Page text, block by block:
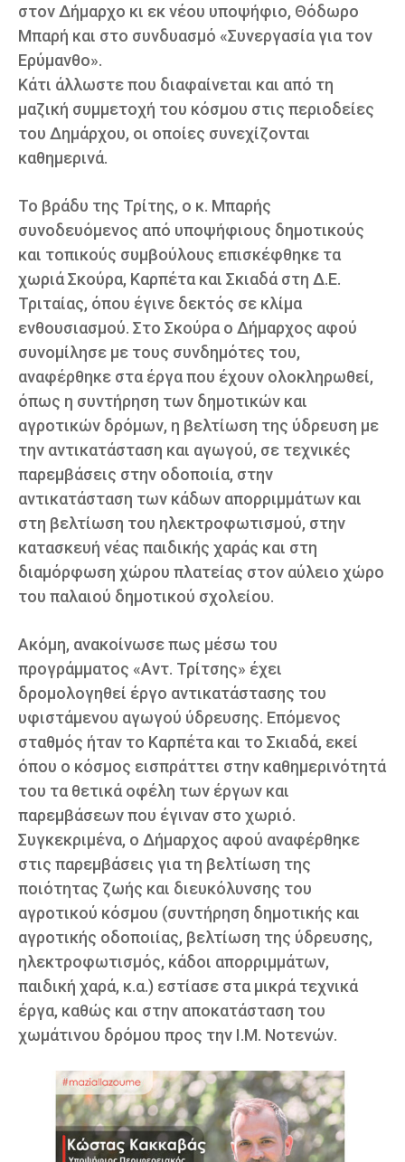
στον Δήμαρχο κι εκ νέου υποψήφιο, Θόδωρο
Μπαρή και στο συνδυασμό «Συνεργασία για τον
Ερύμανθο».
Κάτι άλλωστε που διαφαίνεται και από τη
μαζική συμμετοχή του κόσμου στις περιοδείες
του Δημάρχου, οι οποίες συνεχίζονται
καθημερινά.
Το βράδυ της Τρίτης, ο κ. Μπαρής
συνοδευόμενος από υποψήφιους δημοτικούς
και τοπικούς συμβούλους επισκέφθηκε τα
χωριά Σκούρα, Καρπέτα και Σκιαδά στη Δ.Ε.
Τριταίας, όπου έγινε δεκτός σε κλίμα
ενθουσιασμού. Στο Σκούρα ο Δήμαρχος αφού
συνομίλησε με τους συνδημότες του,
αναφέρθηκε στα έργα που έχουν ολοκληρωθεί,
όπως η συντήρηση των δημοτικών και
αγροτικών δρόμων, η βελτίωση της ύδρευση με
την αντικατάσταση και αγωγού, σε τεχνικές
παρεμβάσεις στην οδοποιία, στην
αντικατάσταση των κάδων απορριμμάτων και
στη βελτίωση του ηλεκτροφωτισμού, στην
κατασκευή νέας παιδικής χαράς και στη
διαμόρφωση χώρου πλατείας στον αύλειο χώρο
του παλαιού δημοτικού σχολείου.
Ακόμη, ανακοίνωσε πως μέσω του
προγράμματος «Αντ. Τρίτσης» έχει
δρομολογηθεί έργο αντικατάστασης του
υφιστάμενου αγωγού ύδρευσης. Επόμενος
σταθμός ήταν το Καρπέτα και το Σκιαδά, εκεί
όπου ο κόσμος εισπράττει στην καθημερινότητά
του τα θετικά οφέλη των έργων και
παρεμβάσεων που έγιναν στο χωριό.
Συγκεκριμένα, ο Δήμαρχος αφού αναφέρθηκε
στις παρεμβάσεις για τη βελτίωση της
ποιότητας ζωής και διευκόλυνσης του
αγροτικού κόσμου (συντήρηση δημοτικής και
αγροτικής οδοποιίας, βελτίωση της ύδρευσης,
ηλεκτροφωτισμός, κάδοι απορριμμάτων,
παιδική χαρά, κ.α.) εστίασε στα μικρά τεχνικά
έργα, καθώς και στην αποκατάσταση του
χωμάτινου δρόμου προς την Ι.Μ. Νοτενών.